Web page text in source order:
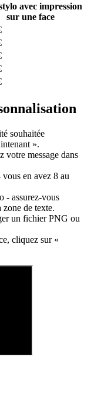
avec impression
sur une face
souhaitée
».
votre message dans
en avez 8 au
- assurez-vous
de texte.
un fichier PNG ou
cliquez sur «